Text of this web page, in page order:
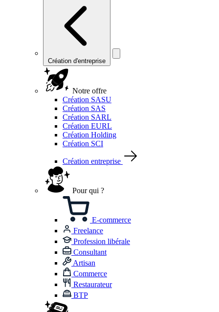
Création d'entreprise
Notre offre
Création SASU
Création SAS
Création SARL
Création EURL
Création Holding
Création SCI
Création entreprise
Pour qui ?
E-commerce
Freelance
Profession libérale
Consultant
Artisan
Commerce
Restaurateur
BTP